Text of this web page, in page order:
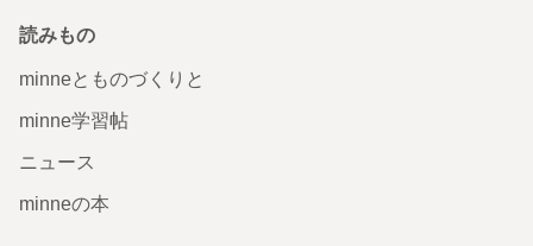
読みもの
minneとものづくりと
minne学習帖
ニュース
minneの本